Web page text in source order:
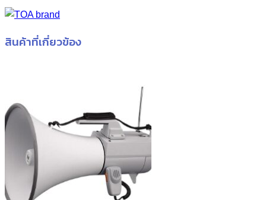
สินค้าที่เกี่ยวข้อง